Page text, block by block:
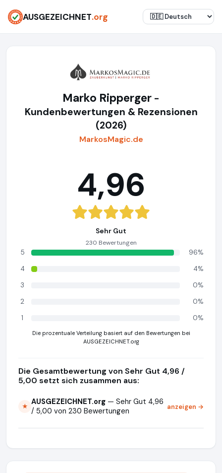
AUSGEZEICHNET.org
Marko Ripperger -
Kundenbewertungen & Rezensionen
(2026)
MarkosMagic.de
4,96
Sehr Gut
230 Bewertungen
5
96%
4
4%
3
0%
2
0%
1
0%
Die prozentuale Verteilung basiert auf den Bewertungen bei
AUSGEZEICHNET.org
Die Gesamtbewertung von Sehr Gut 4,96 /
5,00 setzt sich zusammen aus:
★ AUSGEZEICHNET.org — Sehr Gut 4,96
/ 5,00 von 230 Bewertungen
anzeigen →